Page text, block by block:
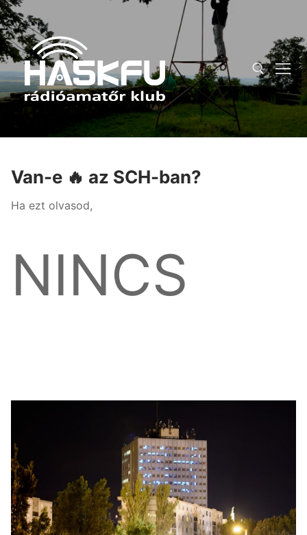
Ugrás
a
tartalomra
Keresése:
Van-e 🔥 az SCH-ban?
Ha ezt olvasod,
NINCS